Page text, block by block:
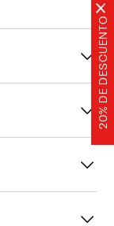
20% DE DESCUENTO
×